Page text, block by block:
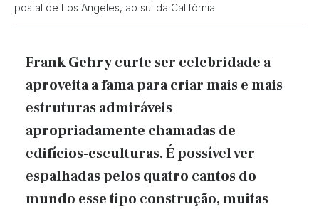
postal de Los Angeles, ao sul da Califórnia
Frank Gehry curte ser celebridade a
aproveita a fama para criar mais e mais
estruturas admiráveis
apropriadamente chamadas de
edifícios-esculturas. É possível ver
espalhadas pelos quatro cantos do
mundo esse tipo construção, muitas